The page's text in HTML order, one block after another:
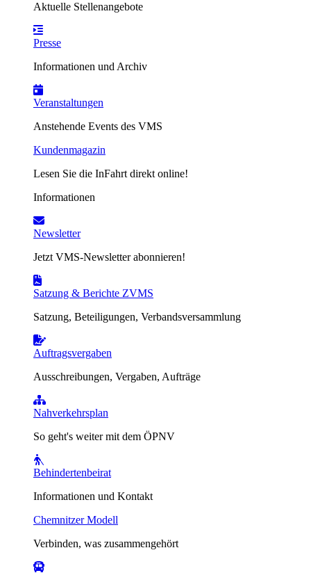
Aktuelle Stellenangebote
Presse
Informationen und Archiv
Veranstaltungen
Anstehende Events des VMS
Kundenmagazin
Lesen Sie die InFahrt direkt online!
Informationen
Newsletter
Jetzt VMS-Newsletter abonnieren!
Satzung & Berichte ZVMS
Satzung, Beteiligungen, Verbandsversammlung
Auftragsvergaben
Ausschreibungen, Vergaben, Aufträge
Nahverkehrsplan
So geht's weiter mit dem ÖPNV
Behindertenbeirat
Informationen und Kontakt
Chemnitzer Modell
Verbinden, was zusammengehört